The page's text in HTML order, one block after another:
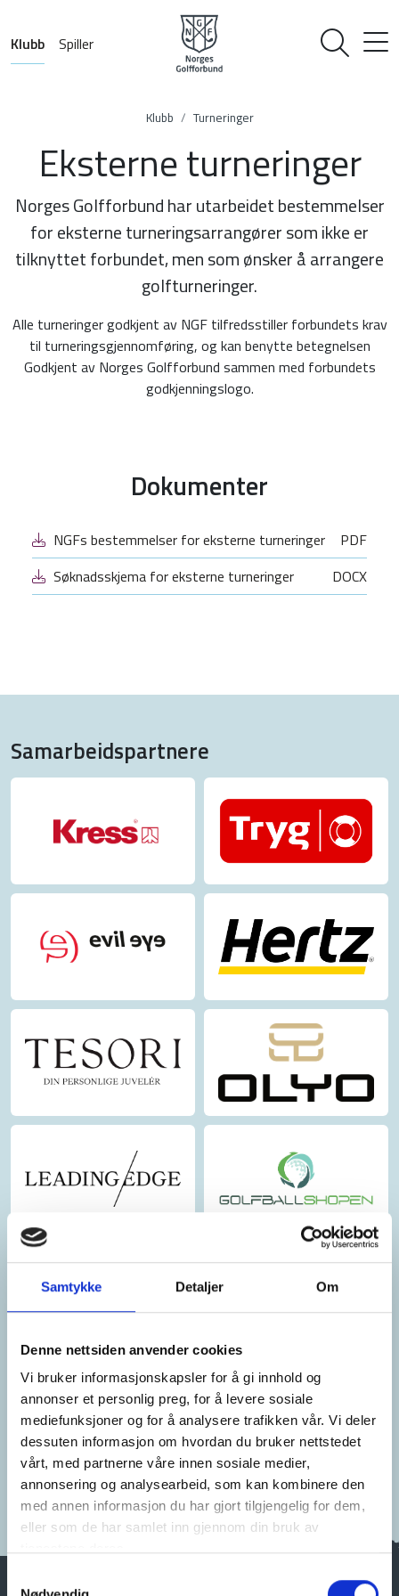
Samtykke Detaljer Om
Denne nettsiden anvender cookies
Vi bruker informasjonskapsler for å gi innhold og
annonser et personlig preg, for å levere sosiale
mediefunksjoner og for å analysere trafikken vår. Vi deler
dessuten informasjon om hvordan du bruker nettstedet
vårt, med partnerne våre innen sosiale medier,
annonsering og analysearbeid, som kan kombinere den
med annen informasjon du har gjort tilgjengelig for dem,
eller som de har samlet inn gjennom din bruk av
Klubb Spiller
Klubb Turneringer
Eksterne turneringer
Norges Golfforbund har utarbeidet bestemmelser
for eksterne turneringsarrangører som ikke er
tilknyttet forbundet, men som ønsker å arrangere
golfturneringer.
Alle turneringer godkjent av NGF tilfredsstiller forbundets krav
til turneringsgjennomføring, og kan benytte betegnelsen
Godkjent av Norges Golfforbund sammen med forbundets
godkjenningslogo.
Dokumenter
NGFs bestemmelser for eksterne turneringer
PDF
Søknadsskjema for eksterne turneringer
DOCX
Samarbeidspartnere